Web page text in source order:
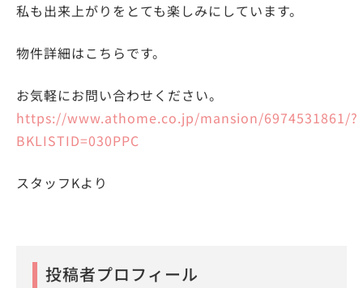
私も出来上がりをとても楽しみにしています。
物件詳細はこちらです。
お気軽にお問い合わせください。
https://www.athome.co.jp/mansion/6974531861/?
BKLISTID=030PPC
スタッフKより
投稿者プロフィール